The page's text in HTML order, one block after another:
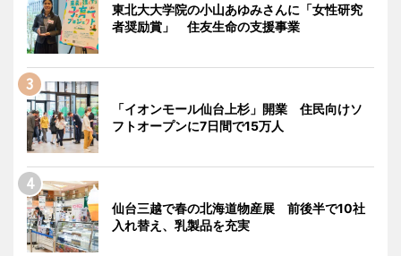
東北大大学院の小山あゆみさんに「女性研究
者奨励賞」 住友生命の支援事業
「イオンモール仙台上杉」開業 住民向けソ
フトオープンに7日間で15万人
仙台三越で春の北海道物産展 前後半で10社
入れ替え、乳製品を充実